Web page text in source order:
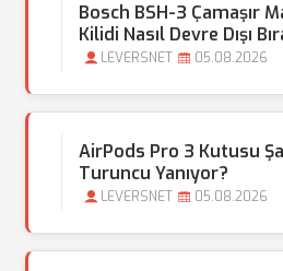
Bosch BSH-3 Çamaşır
Kilidi Nasıl Devre Dışı
LEVERSNET 05.08.2026
AirPods Pro 3 Kutusu
Turuncu Yanıyor?
LEVERSNET 05.08.2026